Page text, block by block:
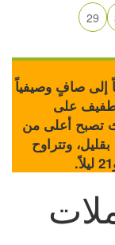
29
إلى صافٍ وصيفياً
طفيف على
تصبح أعلى من
وتتراوح